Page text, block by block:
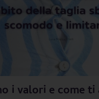
i valori e come ti